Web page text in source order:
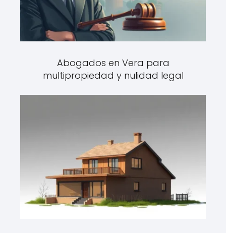
Abogados en Vera para
multipropiedad y nulidad legal